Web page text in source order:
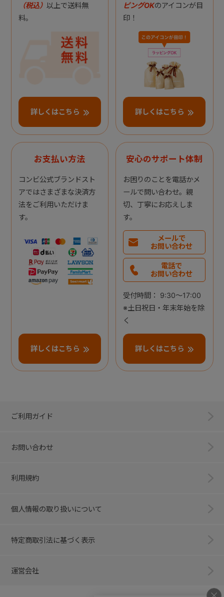
（税込） 以上で送料無
料。
詳しくはこちら
ピングOKのアイコンが目
印！
詳しくはこちら
お支払い方法
コンビ公式ブランドスト
アではさまざまな決済方
法をご利用いただけま
す。
詳しくはこちら
安心のサポート体制
お困りのことを電話かメ
ールで問い合わせ。親
切、丁寧にお応えしま
す。
メールで
お問い合わせ
電話で
お問い合わせ
受付時間： 9:30～17:00
※土日祝日・年末年始を除
く
詳しくはこちら
ご利用ガイド
お問い合わせ
利用規約
個人情報の取り扱いについて
特定商取引法に基づく表示
運営会社